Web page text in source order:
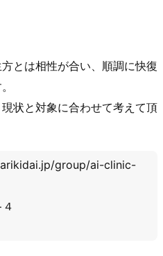
とは相性が合い、順調に快復
状と対象に合わせて考えて頂
group/ai-clinic-